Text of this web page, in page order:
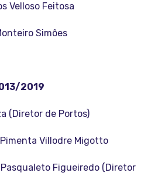
Velloso Feitosa
Simões
2019
(Diretor de Portos)
Pimenta Villodre Migotto
Pasqualeto Figueiredo (Diretor